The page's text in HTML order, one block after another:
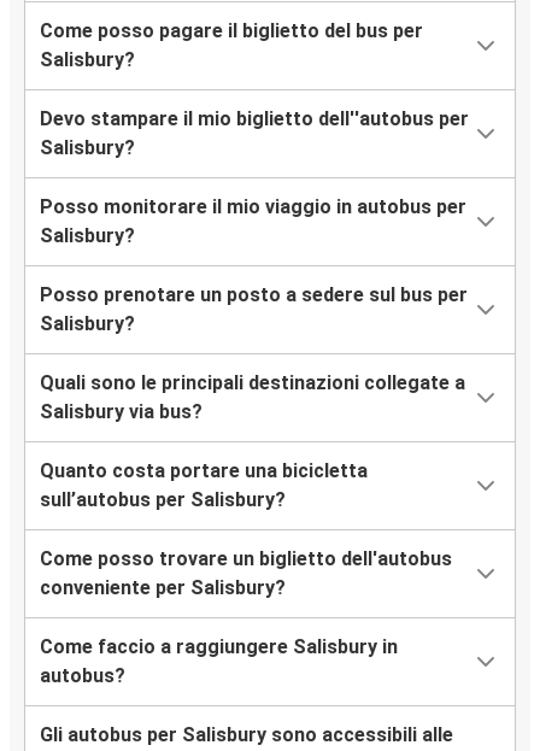
Come posso pagare il biglietto del bus per
Salisbury?
Devo stampare il mio biglietto dell''autobus per
Salisbury?
Posso monitorare il mio viaggio in autobus per
Salisbury?
Posso prenotare un posto a sedere sul bus per
Salisbury?
Quali sono le principali destinazioni collegate a
Salisbury via bus?
Quanto costa portare una bicicletta
sull’autobus per Salisbury?
Come posso trovare un biglietto dell'autobus
conveniente per Salisbury?
Come faccio a raggiungere Salisbury in
autobus?
Gli autobus per Salisbury sono accessibili alle